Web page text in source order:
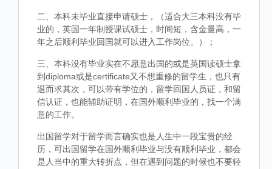
二、本科未毕业直接申请硕士，（适合大三本科没有毕
业的，英国一年制授课试硕士，时间短，含金量高，一
年之后顺利毕业回国就可以进入工作岗位。）；
三、本科没有毕业实在不愿意出国的或是英国读硕士拿
到diploma或是certificate又不想重修的留学生，也只有
退而求其次，可以带有学位的，留学回国人员证，和留
信认证，也能辅助证明，在国外顺利毕业的，找一个满
意的工作。
出国留学对于留学而言确实也是人生中一段宝贵的经
历，可出国留学在国外顺利毕业与没有顺利毕业，都会
是人当中的重大转折点，但在遇到问题的时候也不要轻